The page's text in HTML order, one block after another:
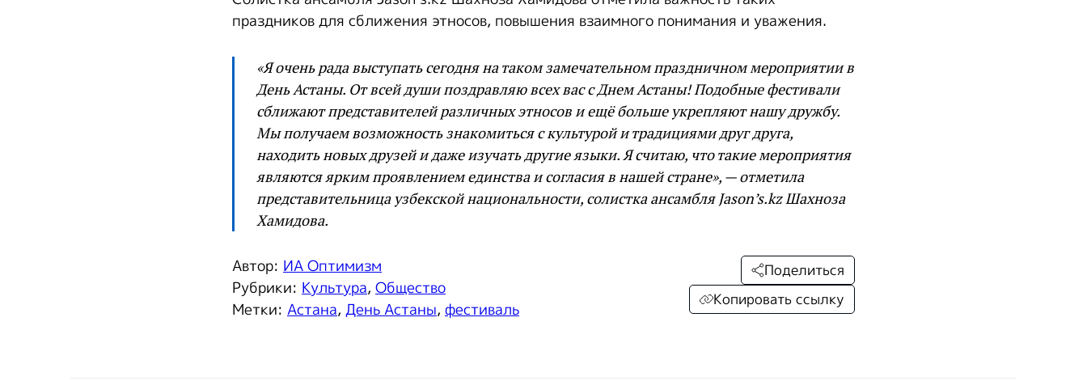
праздников для сближения этносов, повышения взаимного понимания и уважения.
«Я очень рада выступать сегодня на таком замечательном праздничном мероприятии в
День Астаны. От всей души поздравляю всех вас с Днем Астаны! Подобные фестивали
сближают представителей различных этносов и ещё больше укрепляют нашу дружбу.
Мы получаем возможность знакомиться с культурой и традициями друг друга,
находить новых друзей и даже изучать другие языки. Я считаю, что такие мероприятия
являются ярким проявлением единства и согласия в нашей стране», — отметила
представительница узбекской национальности, солистка ансамбля Jason’s.kz Шахноза
Хамидова.
Автор: ИА Оптимизм
Рубрики: Культура, Общество
Метки: Астана, День Астаны, фестиваль
Поделиться
Копировать ссылку